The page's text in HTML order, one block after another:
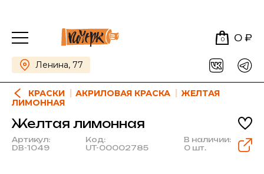
0 0 ₽
Ленина, 77
КРАСКИ АКРИЛОВАЯ КРАСКА
ЖЕЛТАЯ
ЛИМОННАЯ
Желтая лимонная
Артикул:
DB-1049
Код:
UT-00002785
В наличии:
0 шт.